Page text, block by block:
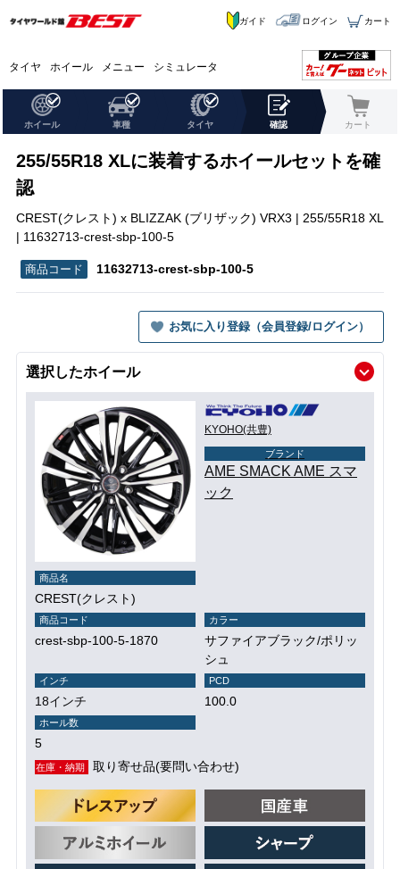
タイヤ ホイール メニュー シミュレータ
ガイド ログイン カート
ホイール 車種 タイヤ 確認 カート
255/55R18 XLに装着するホイールセットを確
認
CREST(クレスト) x BLIZZAK (ブリザック) VRX3 | 255/55R18 XL
| 11632713-crest-sbp-100-5
11632713-crest-sbp-100-5
お気に入り登録（会員登録/ログイン）
選択したホイール
KYOHO(共豊)
ブランド
AME SMACK AME スマ
ック
商品名
CREST(クレスト)
商品コード
crest-sbp-100-5-1870
カラー
サファイアブラック/ポリッ
シュ
インチ
18インチ
PCD
100.0
ホール数
5
在庫・納期 取り寄せ品(要問い合わせ)